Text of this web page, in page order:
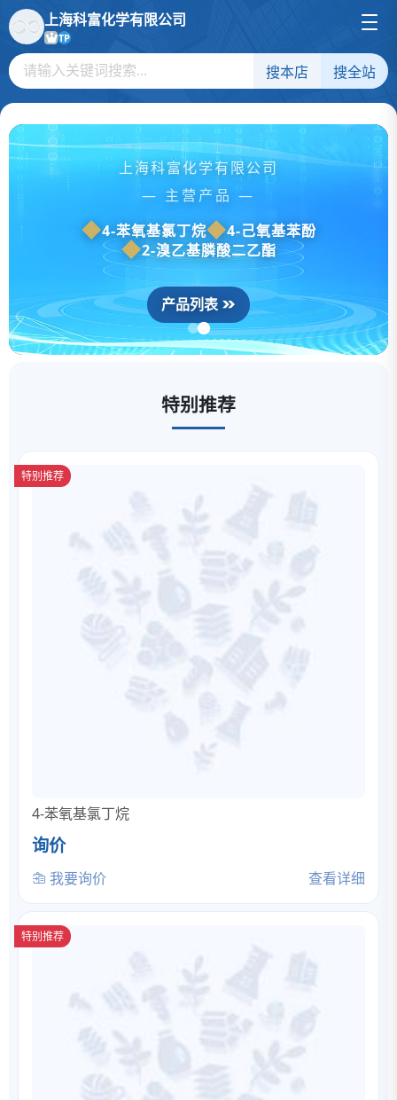
上海科富化学有限公司
TP
搜本店 搜全站
上海科富化学有限公司
— 主营产品 —
4-苯氧基氯丁烷
4-己氧基苯酚
2-溴乙基膦酸二乙酯
产品列表
特别推荐
特别推荐
4-苯氧基氯丁烷
询价
我要询价 查看详细
特别推荐